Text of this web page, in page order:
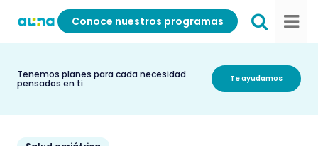
Conoce nuestros programas
Tenemos planes para cada necesidad
pensados en ti Te ayudamos